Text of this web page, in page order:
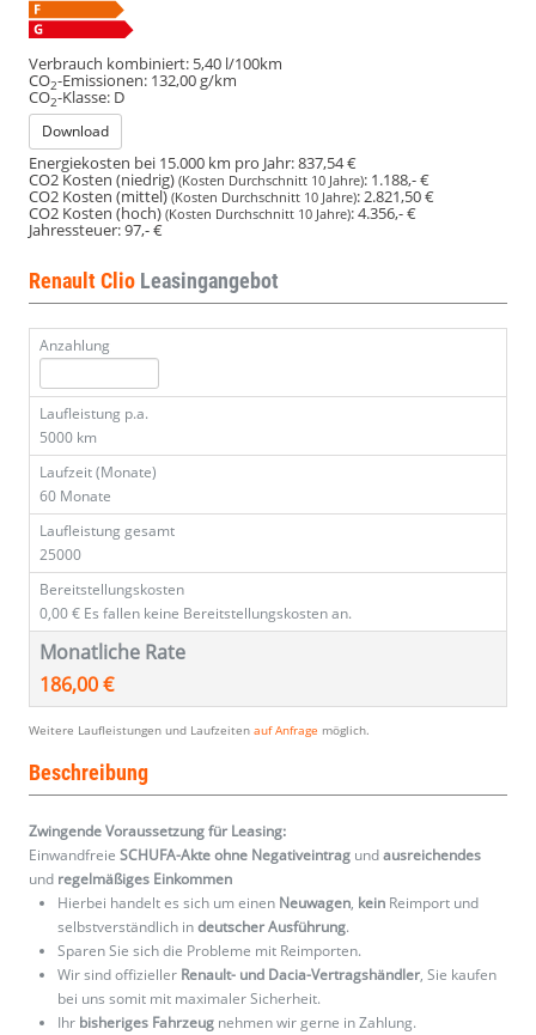
Verbrauch kombiniert: 5,40 l/100km
CO2-Emissionen: 132,00 g/km
CO2-Klasse: D
Download
Energiekosten bei 15.000 km pro Jahr:837,54 €
CO2 Kosten (niedrig) (Kosten Durchschnitt 10 Jahre): 1.188,- €
CO2 Kosten (mittel)(Kosten Durchschnitt 10 Jahre):2.821,50 €
CO2 Kosten (hoch) (Kosten Durchschnitt 10 Jahre):4.356,- €
Jahressteuer:97,- €
Renault Clio Leasingangebot
Anzahlung
Laufleistung p.a.
5000 km
Laufzeit (Monate)
60 Monate
Laufleistung gesamt
25000
Bereitstellungskosten
0,00 € Es fallen keine Bereitstellungskosten an.
Monatliche Rate
186,00 €
Weitere Laufleistungen und Laufzeiten auf Anfrage möglich.
Beschreibung
Zwingende Voraussetzung für Leasing:
Einwandfreie SCHUFA-Akte ohne Negativeintrag undausreichendes
und regelmäßiges Einkommen
Hierbei handelt es sich um einen Neuwagen, kein Reimport und
selbstverständlich indeutscher Ausführung.
Sparen Sie sich die Probleme mit Reimporten.
Wir sind offizieller Renault- und Dacia-Vertragshändler, Sie kaufen
bei uns somit mit maximaler Sicherheit.
Ihr bisheriges Fahrzeug nehmen wir gerne in Zahlung.